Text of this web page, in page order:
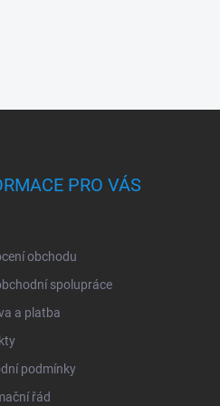
PRO VÁS
obchodu
spolupráce
a platba
podmínky
řád